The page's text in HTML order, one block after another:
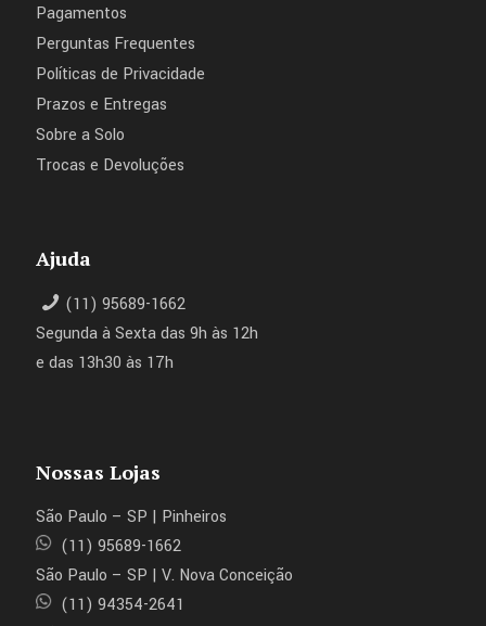
Pagamentos
Perguntas Frequentes
Políticas de Privacidade
Prazos e Entregas
Sobre a Solo
Trocas e Devoluções
Ajuda
(11) 95689-1662
Segunda à Sexta das 9h às 12h
e das 13h30 às 17h
Nossas Lojas
São Paulo – SP | Pinheiros
(11) 95689-1662
São Paulo – SP | V. Nova Conceição
(11) 94354-2641